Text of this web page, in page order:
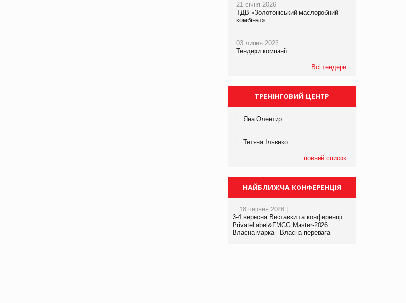
21 січня 2026
ТДВ «Золотоніський маслоробний
комбінат»
03 липня 2023
Тендери компанії
Всі тендери
ТРЕНІНГОВИЙ ЦЕНТР
Яна Олентир
Тетяна Ільєнко
повний список
НАЙБЛИЖЧА КОНФЕРЕНЦІЯ
18 червня 2026 |
3-4 вересня Виставки та конференції
PrivateLabel&FMCG Master-2026:
Власна марка - Власна перевага